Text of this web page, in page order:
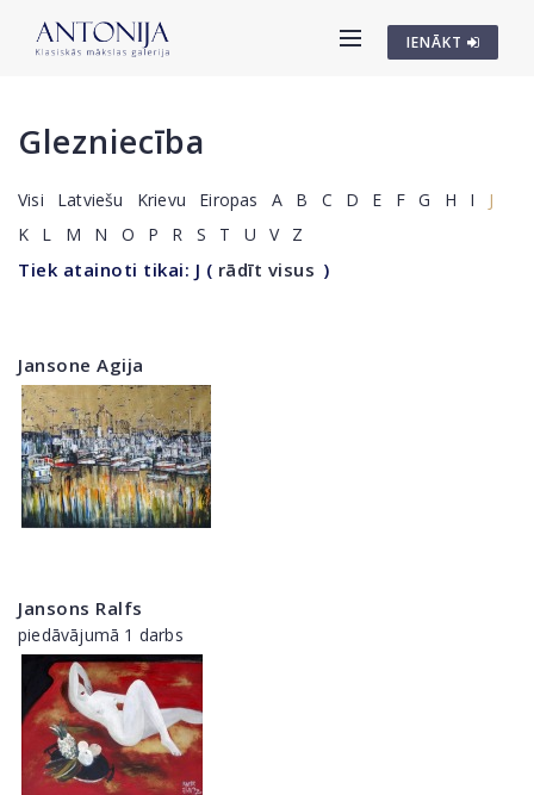
IENĀKT
Glezniecība
Visi Latviešu Krievu Eiropas A B C D E F G H I
J
K
L M N O P R S T U V Z
Tiek atainoti tikai: J ( rādīt visus )
Jansone Agija
Jansons Ralfs
piedāvājumā 1 darbs